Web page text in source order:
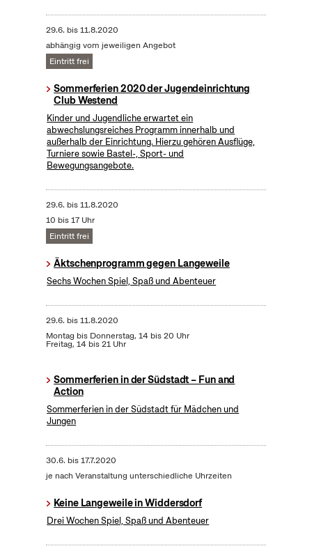
29.6. bis11.8.2020
abhängig vom jeweiligen Angebot
Eintritt frei
Sommerferien 2020 der Jugendeinrichtung
Club Westend
Kinder und Jugendliche erwartet ein
abwechslungsreiches Programm innerhalb und
außerhalb der Einrichtung. Hierzu gehören Ausflüge,
Turniere sowie Bastel-, Sport- und
Bewegungsangebote.
29.6. bis11.8.2020
10 bis 17 Uhr
Eintritt frei
Äktschenprogramm gegen Langeweile
Sechs Wochen Spiel, Spaß und Abenteuer
29.6. bis11.8.2020
Montag bis Donnerstag, 14 bis 20 Uhr
Freitag, 14 bis 21 Uhr
Sommerferien in der Südstadt – Fun and
Action
Sommerferien in der Südstadt für Mädchen und
Jungen
30.6. bis17.7.2020
je nach Veranstaltung unterschiedliche Uhrzeiten
Keine Langeweile in Widdersdorf
Drei Wochen Spiel, Spaß und Abenteuer